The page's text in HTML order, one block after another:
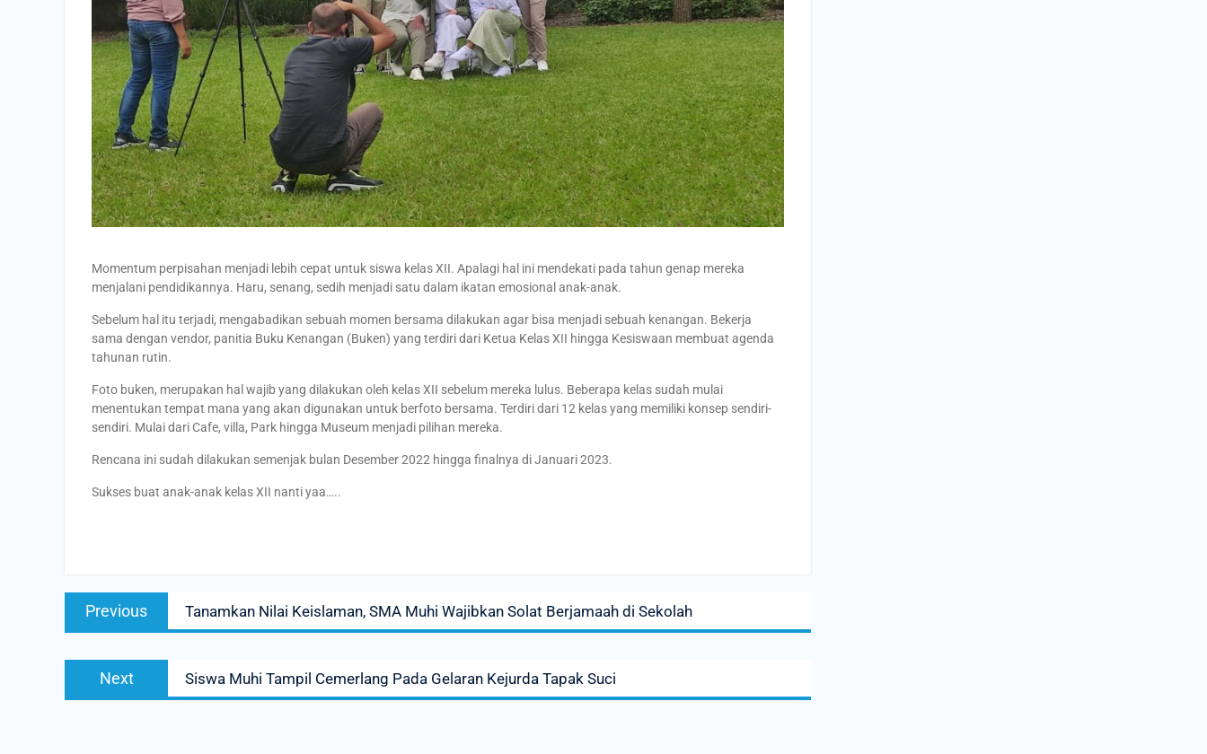
Momentum perpisahan menjadi lebih cepat untuk siswa kelas XII. Apalagi hal ini mendekati pada tahun genap mereka
menjalani pendidikannya. Haru, senang, sedih menjadi satu dalam ikatan emosional anak-anak.
Sebelum hal itu terjadi, mengabadikan sebuah momen bersama dilakukan agar bisa menjadi sebuah kenangan. Bekerja
sama dengan vendor, panitia Buku Kenangan (Buken) yang terdiri dari Ketua Kelas XII hingga Kesiswaan membuat agenda
tahunan rutin.
Foto buken, merupakan hal wajib yang dilakukan oleh kelas XII sebelum mereka lulus. Beberapa kelas sudah mulai
menentukan tempat mana yang akan digunakan untuk berfoto bersama. Terdiri dari 12 kelas yang memiliki konsep sendiri-
sendiri. Mulai dari Cafe, villa, Park hingga Museum menjadi pilihan mereka.
Rencana ini sudah dilakukan semenjak bulan Desember 2022 hingga finalnya di Januari 2023.
Sukses buat anak-anak kelas XII nanti yaa…..
Post
navigation
Previous
Previous
post:
Tanamkan Nilai Keislaman, SMA Muhi Wajibkan Solat Berjamaah di Sekolah
Next
Next
post:
Siswa Muhi Tampil Cemerlang Pada Gelaran Kejurda Tapak Suci